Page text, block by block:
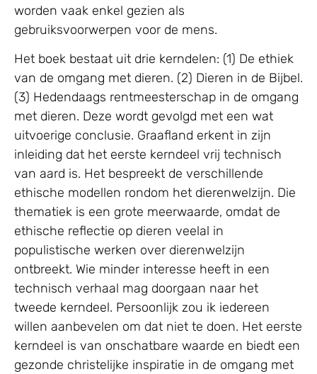
worden vaak enkel gezien als
gebruiksvoorwerpen voor de mens.
Het boek bestaat uit drie kerndelen: (1) De ethiek
van de omgang met dieren. (2) Dieren in de Bijbel.
(3) Hedendaags rentmeesterschap in de omgang
met dieren. Deze wordt gevolgd met een wat
uitvoerige conclusie. Graafland erkent in zijn
inleiding dat het eerste kerndeel vrij technisch
van aard is. Het bespreekt de verschillende
ethische modellen rondom het dierenwelzijn. Die
thematiek is een grote meerwaarde, omdat de
ethische reflectie op dieren veelal in
populistische werken over dierenwelzijn
ontbreekt. Wie minder interesse heeft in een
technisch verhaal mag doorgaan naar het
tweede kerndeel. Persoonlijk zou ik iedereen
willen aanbevelen om dat niet te doen. Het eerste
kerndeel is van onschatbare waarde en biedt een
gezonde christelijke inspiratie in de omgang met